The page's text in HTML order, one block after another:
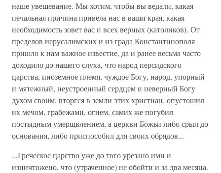
наше увещевание. Мы хотим, чтобы вы ведали, какая
печальная причина привела нас в ваши края, какая
необходимость зовет вас и всех верных (католиков). От
пределов иерусалимских и из града Константинополя
пришло к нам важное известие, да и ранее весьма часто
доходило до нашего слуха, что народ персидского
царства, иноземное племя, чуждое Богу, народ, упорный
и мятежный, неустроенный сердцем и неверный Богу
духом своим, вторгся в земли этих христиан, опустошил
их мечом, грабежами, огнем, самих же погубил
постыдным умерщвлением, а церкви Божьи либо срыл до
основания, либо приспособил для своих обрядов...
...Греческое царство уже до того урезано ими и
изничтожено, что (утраченное) не обойти и за два месяца.